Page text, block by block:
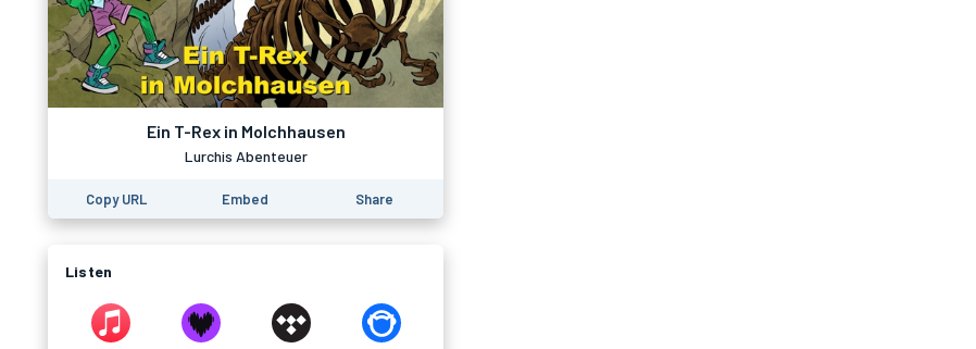
Ein T-Rex in Molchhausen
Lurchis Abenteuer
Copy URL Embed Share
Listen